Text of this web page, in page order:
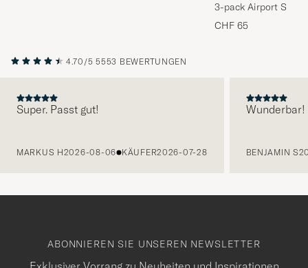
3-pack Airport
Melange
CHF 65
4.70/5 5553 BEWERTUNGEN
Super. Passt gut!
MARKUS H2026-08-06 KÄUFER2026-07-28
Wunderbar!
BENJAMIN S
ABONNIEREN SIE UNSEREN NEWSLETTER